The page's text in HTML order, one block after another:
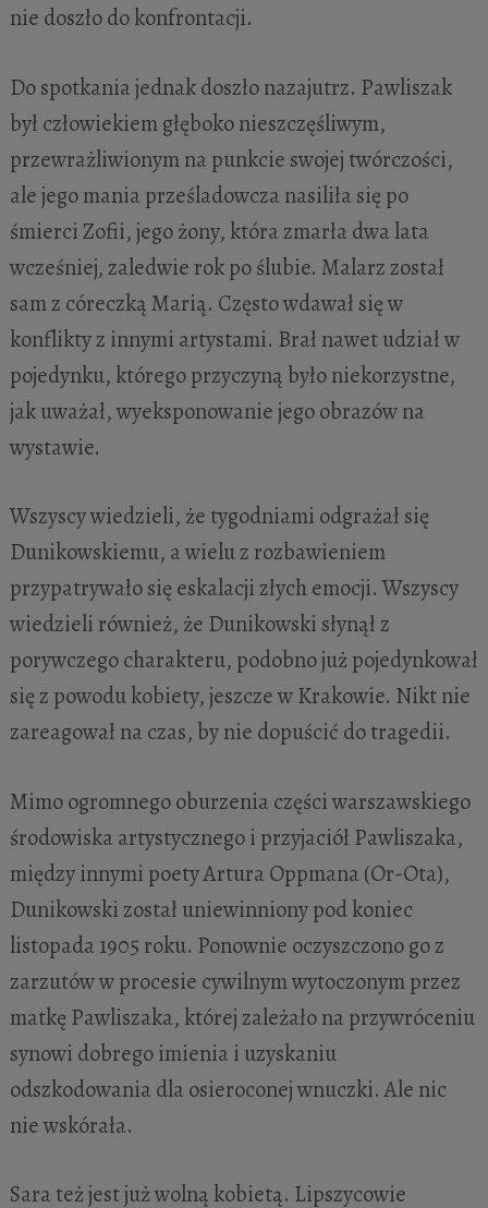
nie doszło do konfrontacji.
Do spotkania jednak doszło nazajutrz. Pawliszak
był człowiekiem głęboko nieszczęśliwym,
przewrażliwionym na punkcie swojej twórczości,
ale jego mania prześladowcza nasiliła się po
śmierci Zofii, jego żony, która zmarła dwa lata
wcześniej, zaledwie rok po ślubie. Malarz został
sam z córeczką Marią. Często wdawał się w
konflikty z innymi artystami. Brał nawet udział w
pojedynku, którego przyczyną było niekorzystne,
jak uważał, wyeksponowanie jego obrazów na
wystawie.
Wszyscy wiedzieli, że tygodniami odgrażał się
Dunikowskiemu, a wielu z rozbawieniem
przypatrywało się eskalacji złych emocji. Wszyscy
wiedzieli również, że Dunikowski słynął z
porywczego charakteru, podobno już pojedynkował
się z powodu kobiety, jeszcze w Krakowie. Nikt nie
zareagował na czas, by nie dopuścić do tragedii.
Mimo ogromnego oburzenia części warszawskiego
środowiska artystycznego i przyjaciół Pawliszaka,
między innymi poety Artura Oppmana (Or-Ota),
Dunikowski został uniewinniony pod koniec
listopada 1905 roku. Ponownie oczyszczono go z
zarzutów w procesie cywilnym wytoczonym przez
matkę Pawliszaka, której zależało na przywróceniu
synowi dobrego imienia i uzyskaniu
odszkodowania dla osieroconej wnuczki. Ale nic
nie wskórała.
Sara też jest już wolną kobietą. Lipszycowie